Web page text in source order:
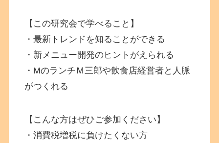
【この研究会で学べること】
・最新トレンドを知ることができる
・新メニュー開発のヒントがえられる
・MのランチＭ三郎や飲食店経営者と人脈
がつくれる
【こんな方はぜひご参加ください】
・消費税増税に負けたくない方